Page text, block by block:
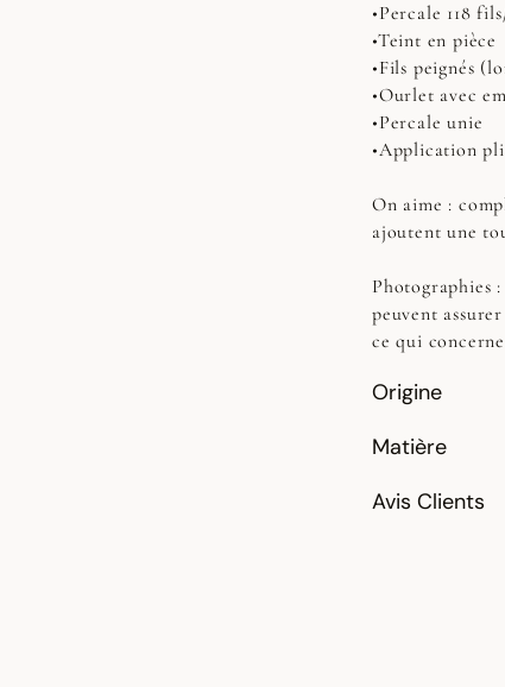
•Percale 118
•Teint en pièce
•Fils peignés
•Ourlet avec
•Percale unie
•Application
On aime :
ajoutent une
Photographies :
peuvent
ce qui
Origine
Matière
Avis Clients